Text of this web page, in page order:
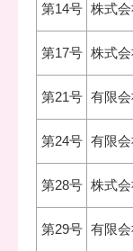
第14号 株式
第17号 株式
第21号 有限
第24号 有限
第28号 株式
第29号 有限